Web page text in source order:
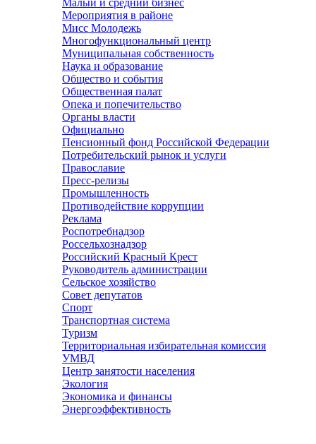
Малый и средний бизнес
Мероприятия в районе
Мисс Молодежь
Многофункциональный центр
Муниципальная собственность
Наука и образование
Общество и события
Общественная палат
Опека и попечительство
Органы власти
Официально
Пенсионный фонд Российской Федерации
Потребительский рынок и услуги
Православие
Пресс-релизы
Промышленность
Противодействие коррупции
Реклама
Роспотребнадзор
Россельхознадзор
Российский Красный Крест
Руководитель администрации
Сельское хозяйство
Совет депутатов
Спорт
Транспортная система
Туризм
Территориальная избирательная комиссия
УМВД
Центр занятости населения
Экология
Экономика и финансы
Энергоэффективность